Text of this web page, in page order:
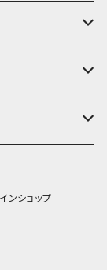
）
ショップ